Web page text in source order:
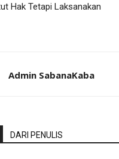
Hak Tetapi Laksanakan
Admin SabanaKaba
DARI PENULIS